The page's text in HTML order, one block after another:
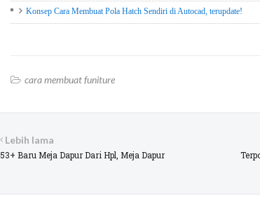
Konsep Cara Membuat Pola Hatch Sendiri di Autocad, terupdate!
cara membuat funiture
Lebih lama
53+ Baru Meja Dapur Dari Hpl, Meja Dapur